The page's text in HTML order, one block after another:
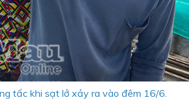
tấc khi sạt lở xảy ra vào đêm 16/6.